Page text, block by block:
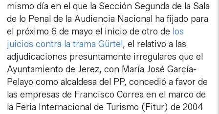
mismo día en el que la Sección Segunda de la Sala
de lo Penal de la Audiencia Nacional ha fijado para
el próximo 6 de mayo el inicio de otro de los
juicios contra la trama Gürtel , el relativo a las
adjudicaciones presuntamente irregulares que el
Ayuntamiento de Jerez, con María José García-
Pelayo como alcaldesa del PP, concedió a favor de
las empresas de Francisco Correa en el marco de
la Feria Internacional de Turismo (Fitur) de 2004